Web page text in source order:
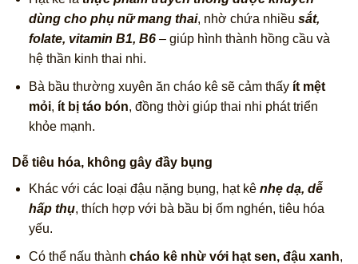
dùng cho phụ nữ mang thai, nhờ chứa nhiều sắt,
folate, vitamin B1, B6– giúp hình thành hồng cầu và
hệ thần kinh thai nhi.
Bà bầu thường xuyên ăn cháo kê sẽ cảm thấy ít mệt
mỏi, ít bị táo bón, đồng thời giúp thai nhi phát triển
khỏe mạnh.
Dễ tiêu hóa, không gây đầy bụng
Khác với các loại đậu nặng bụng, hạt kê nhẹ dạ, dễ
hấp thụ, thích hợp với bà bầu bị ốm nghén, tiêu hóa
yếu.
Có thể nấu thành cháo kê nhừ với hạt sen, đậu xanh,